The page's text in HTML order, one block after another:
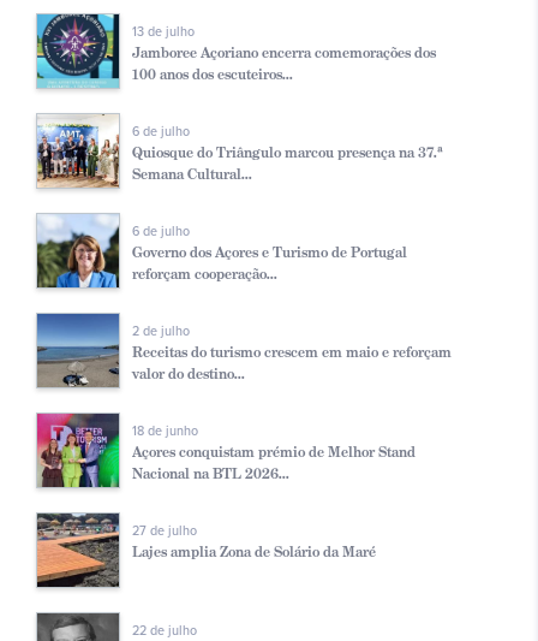
13 de julho
Jamboree Açoriano encerra comemorações dos
100 anos dos escuteiros...
6 de julho
Quiosque do Triângulo marcou presença na 37.ª
Semana Cultural...
6 de julho
Governo dos Açores e Turismo de Portugal
reforçam cooperação...
2 de julho
Receitas do turismo crescem em maio e reforçam
valor do destino...
18 de junho
Açores conquistam prémio de Melhor Stand
Nacional na BTL 2026...
27 de julho
Lajes amplia Zona de Solário da Maré
22 de julho